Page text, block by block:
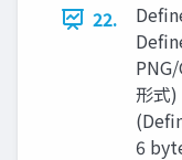
22.
形式
6